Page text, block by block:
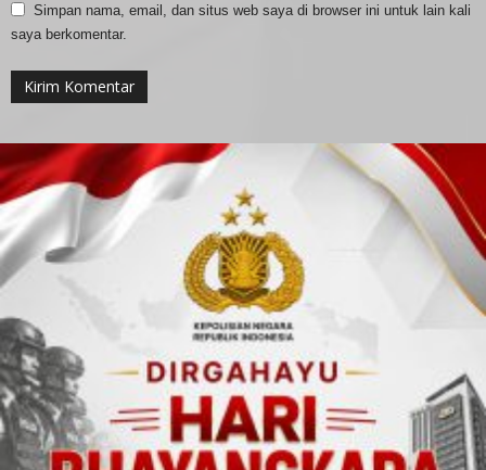
Simpan nama, email, dan situs web saya di browser ini untuk lain kali
saya berkomentar.